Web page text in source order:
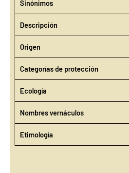
Sinónimos
Descripción
Origen
Categorías de protección
Ecología
Nombres vernáculos
Etimología